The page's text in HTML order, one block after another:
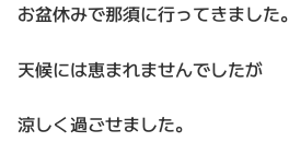
お盆休みで那須に行ってきました。
天候には恵まれませんでしたが
涼しく過ごせました。